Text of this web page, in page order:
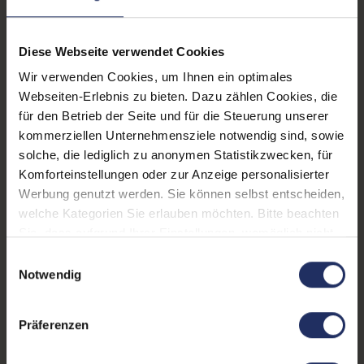
Diese Webseite verwendet Cookies
Wir verwenden Cookies, um Ihnen ein optimales
Webseiten-Erlebnis zu bieten. Dazu zählen Cookies, die
für den Betrieb der Seite und für die Steuerung unserer
kommerziellen Unternehmensziele notwendig sind, sowie
solche, die lediglich zu anonymen Statistikzwecken, für
Komforteinstellungen oder zur Anzeige personalisierter
Werbung genutzt werden. Sie können selbst entscheiden,
welche Kategorien Sie erlauben möchten. Bitte beachten
Weitere Informationen finden Sie in
Notwendig
Präferenzen
Displayauflösung: 1920 x 1200 WUXGA
Displayart: Mattes Display
Prozessor:
Intel Core i7 11850H @
2,5 GHz
CPU Generation: 11
Prozessorkerne: 8
Datenspeicher: 1 TB SSD
Webcam: